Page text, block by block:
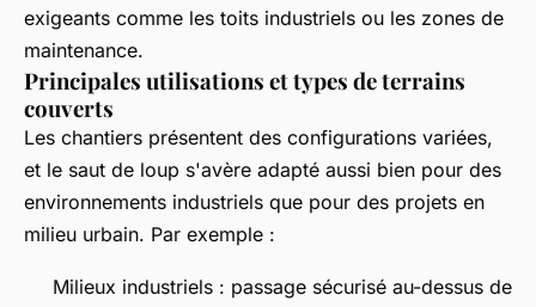
exigeants comme les toits industriels ou les zones de
maintenance.
Principales utilisations et types de terrains
couverts
Les chantiers présentent des configurations variées,
et le saut de loup s'avère adapté aussi bien pour des
environnements industriels que pour des projets en
milieu urbain. Par exemple :
Milieux industriels : passage sécurisé au-dessus de